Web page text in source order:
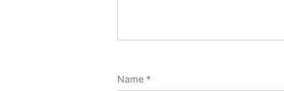
Name *